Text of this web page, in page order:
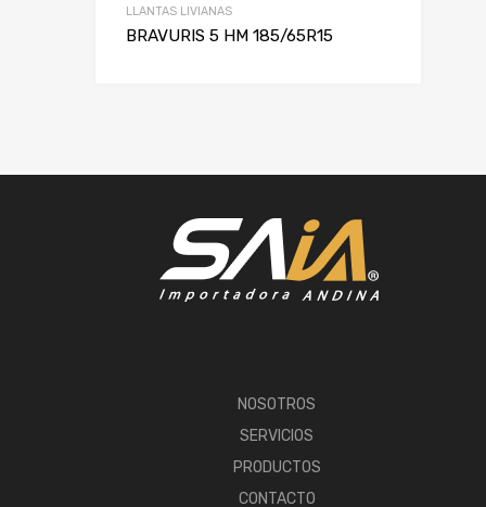
LLANTAS LIVIANAS
BRAVURIS 5 HM 185/65R15
NOSOTROS
SERVICIOS
PRODUCTOS
CONTACTO